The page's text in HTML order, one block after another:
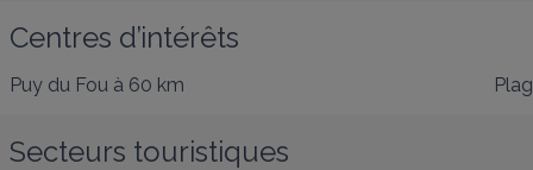
Centres d’intérêts
Puy du Fou à 60 km
Secteurs touristiques